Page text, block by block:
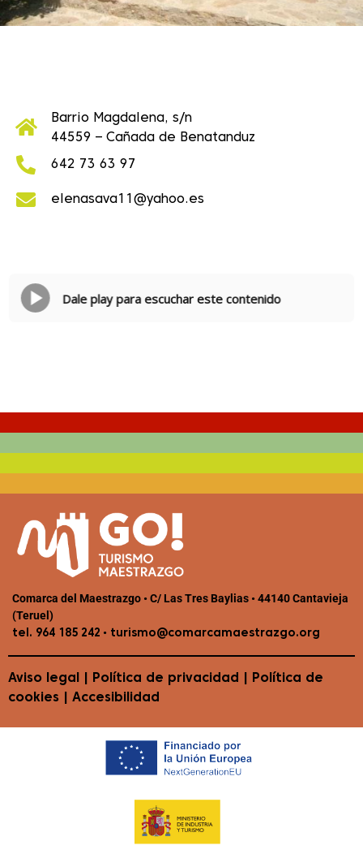
Barrio Magdalena, s/n
44559 – Cañada de Benatanduz
642 73 63 97
elenasava11@yahoo.es
Dale play para escuchar este contenido
Comarca del Maestrazgo • C/ Las Tres Baylias • 44140 Cantavieja
(Teruel)
tel. 964 185 242 • turismo@comarcamaestrazgo.org
Aviso legal Política de privacidad
Política de
cookies
Accesibilidad